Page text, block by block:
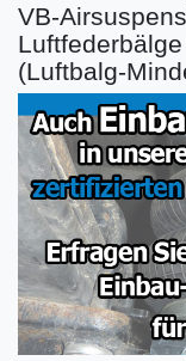
VB-
(Luftbalg-